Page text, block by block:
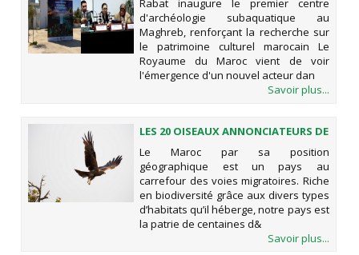
SUBAQUATIQUE AU MAGHREB,
RENFORÇANT LA RECHERCHE SUR LE
PATRIMOINE CULTUREL MAROCAIN
Rabat inaugure le premier centre
d'archéologie subaquatique au
Maghreb, renforçant la recherche sur
le patrimoine culturel marocain Le
Royaume du Maroc vient de voir
l'émergence d'un nouvel acteur dan
Savoir plus...
LES 20 OISEAUX ANNONCIATEURS DE
Le Maroc par sa position
géographique est un pays au
carrefour des voies migratoires. Riche
en biodiversité grâce aux divers types
d’habitats qu’il héberge, notre pays est
la patrie de centaines d&
Savoir plus...